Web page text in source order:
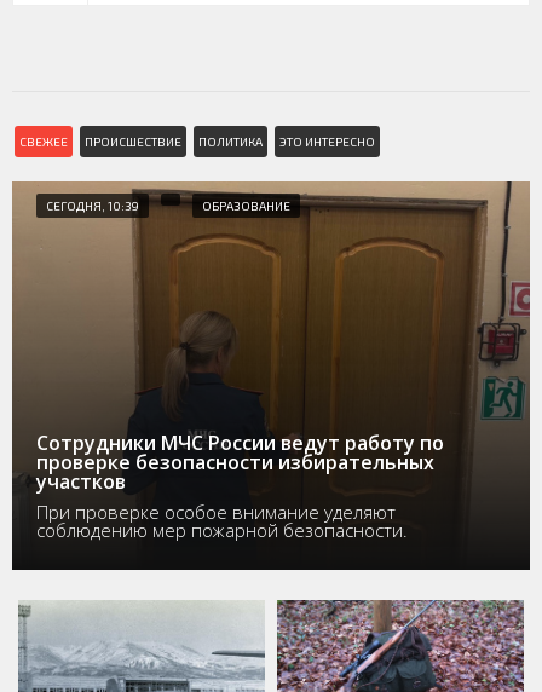
СВЕЖЕЕ ПРОИСШЕСТВИЕ ПОЛИТИКА ЭТО ИНТЕРЕСНО
СЕГОДНЯ, 10:39 ОБРАЗОВАНИЕ
Сотрудники МЧС России ведут работу по
проверке безопасности избирательных
участков
При проверке особое внимание уделяют
соблюдению мер пожарной безопасности.